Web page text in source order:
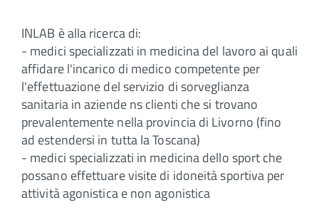
INLAB è alla ricerca di:
- medici specializzati in medicina del lavoro ai quali
affidare l'incarico di medico competente per
l'effettuazione del servizio di sorveglianza
sanitaria in aziende ns clienti che si trovano
prevalentemente nella provincia di Livorno (fino
ad estendersi in tutta la Toscana)
- medici specializzati in medicina dello sport che
possano effettuare visite di idoneità sportiva per
attività agonistica e non agonistica